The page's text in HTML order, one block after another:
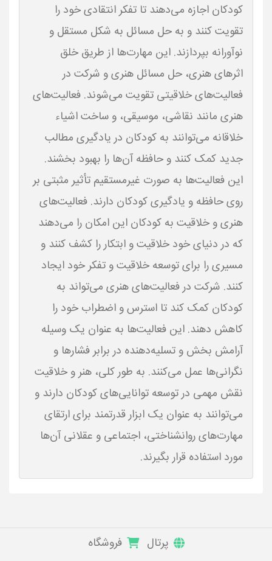
کودکان اجازه می‌دهند تا تفکر انتقادی خود را
تقویت کنند و به حل مسائل به شکل مستقل و
نوآورانه بپردازند. این مهارت‌ها از طریق خلق
اثرهای هنری، حل مسائل هنری و شرکت در
فعالیت‌های خلاقیتی تقویت می‌شوند. فعالیت‌های
هنری مانند نقاشی، موسیقی، و ساخت اشیاء
خلاقانه می‌توانند به کودکان در یادگیری مطالب
جدید کمک کنند و حافظه آن‌ها را بهبود بخشند.
این فعالیت‌ها به صورت غیرمستقیم تأثیر مثبتی بر
روی حافظه و یادگیری کودکان دارند. فعالیت‌های
هنری و خلاقیت به کودکان این امکان را می‌دهند
که در دنیای خود خلاقیت و ابتکار را کشف کنند و
مسیری را برای توسعه خلاقیت و تفکر خود ایجاد
کنند. شرکت در فعالیت‌های هنری می‌تواند به
کودکان کمک کند تا استرس و اضطراب خود را
کاهش دهند. این فعالیت‌ها به عنوان یک وسیله
آرامش بخش و تسلیه‌دهنده در برابر فشارها و
نگرانی‌ها عمل می‌کنند. به طور کلی، هنر و خلاقیت
نقش مهمی در توسعه توانایی‌های کودکان دارند و
می‌توانند به عنوان یک ابزار قدرتمند برای ارتقای
مهارت‌های روانشناختی، اجتماعی و عقلانی آن‌ها
مورد استفاده قرار بگیرند.
پرتال فروشگاه